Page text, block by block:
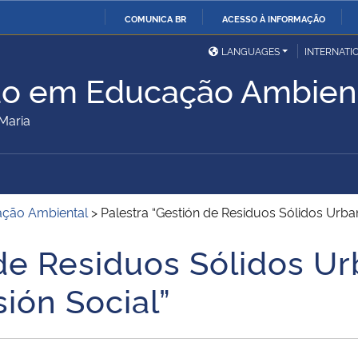
O
CONTEÚDO
COMUNICA BR ACESSO À INFORMAÇÃO
Ministério da Defesa
Ministério das Relações
Exteriores
Ministério da Cidadania Ministério da Saúde
Desenvolvimento Regional
União
Advocacia-Geral da União Banco Central do Brasil
LANGUAGES
em Educação
Ambiental > Palestra “Gestión de Residuos Sólidos
Residuos Sólidos
Social”